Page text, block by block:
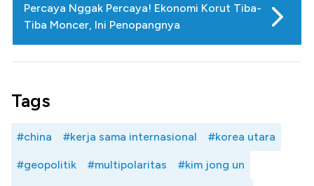
Percaya Nggak Percaya! Ekonomi Korut Tiba-
Tiba Moncer, Ini Penopangnya
Tags
#china #kerja sama internasional #korea utara
#geopolitik #multipolaritas #kim jong un